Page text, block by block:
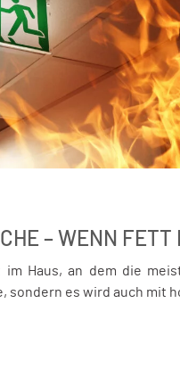
– WENN
im Haus, an dem die
sondern es wird auch mit